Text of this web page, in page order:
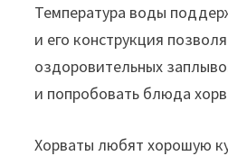
Температура воды
и его конструкция
оздоровительных
и попробовать блюда
Хорваты любят хорошую